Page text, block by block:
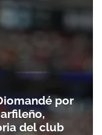
por
del club